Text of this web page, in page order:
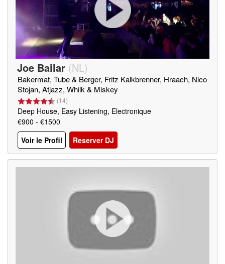
Joe Bailar (NL)
Bakermat, Tube & Berger, Fritz Kalkbrenner, Hraach, Nico
Stojan, Atjazz, Whilk & Miskey
(14)
Deep House, Easy Listening, Electronique
€900 - €1500
Voir le Profil
Reserver DJ